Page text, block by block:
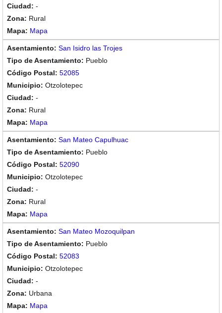
-
Rural
Mapa
San Isidro las Trojes
Pueblo
52085
Otzolotepec
-
Rural
Mapa
San Mateo Capulhuac
Pueblo
52090
Otzolotepec
-
Rural
Mapa
San Mateo Mozoquilpan
Pueblo
52083
Otzolotepec
-
Urbana
Mapa